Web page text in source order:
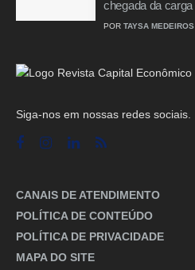
chegada da carga
POR TAYSA MEDEIROS
Siga-nos em nossas redes sociais.
CANAIS DE ATENDIMENTO
POLÍTICA DE CONTEÚDO
POLÍTICA DE PRIVACIDADE
MAPA DO SITE